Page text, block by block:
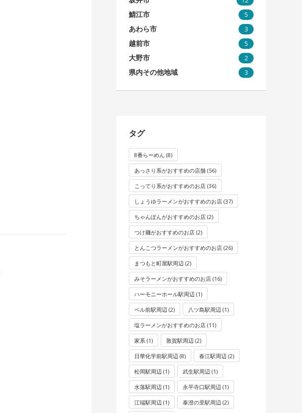
鯖江市 5
あわら市 3
越前市 5
大野市 2
県内その他地域 3
タグ
8番らーめん (8)
あっさり系がおすすめの店舗 (56)
こってり系がおすすめのお店 (36)
しょうゆラーメンがおすすめのお店 (37)
ちゃんぽんがおすすめのお店 (2)
つけ麺がおすすめのお店 (2)
とんこつラーメンがおすすめのお店 (26)
まつもと町屋駅周辺 (2)
みそラーメンがおすすめのお店 (16)
ハーモニーホール駅周辺 (1)
ベル前駅周辺 (2) 八ツ島駅周辺 (1)
塩ラーメンがおすすめのお店 (11)
家系 (1) 敦賀駅周辺 (2)
日華化学前駅周辺 (8) 春江駅周辺 (2)
松岡駅周辺 (1) 武生駅周辺 (1)
水落駅周辺 (1) 永平寺口駅周辺 (1)
江端駅周辺 (1) 泰澄の里駅周辺 (2)